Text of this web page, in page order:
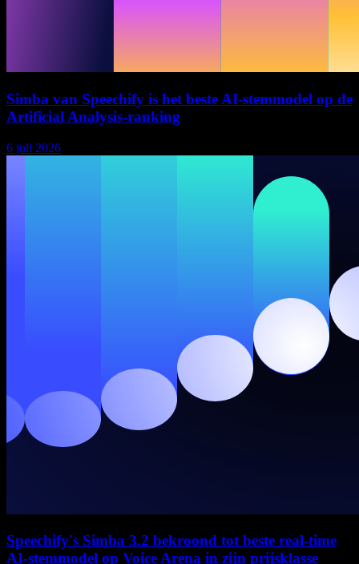
Simba van Speechify is het beste AI-stemmodel op de
Artificial Analysis-ranking
6 juli 2026
Speechify's Simba 3.2 bekroond tot beste real-time
AI-stemmodel op Voice Arena in zijn prijsklasse